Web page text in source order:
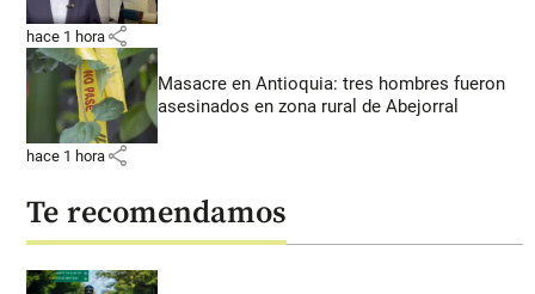
hace 1 hora share
Masacre en Antioquia: tres hombres fueron
asesinados en zona rural de Abejorral
hace 1 hora share
Te recomendamos